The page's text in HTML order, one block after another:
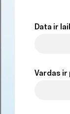
Data ir
Vardas ir